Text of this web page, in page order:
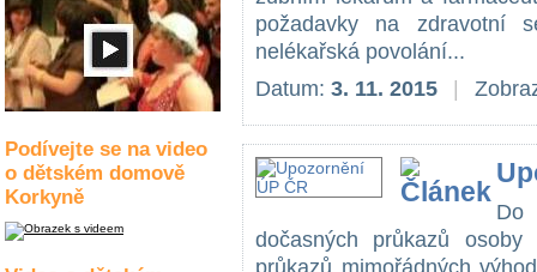
Podívejte se na video
o dětském domově
Korkyně
požadavky na zdravotní
nelékařská povolání...
Datum: 3. 11. 2015
dočasných průkazů
průkazů mimořádných